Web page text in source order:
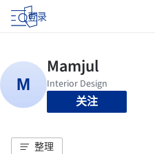
登录
关注
整理